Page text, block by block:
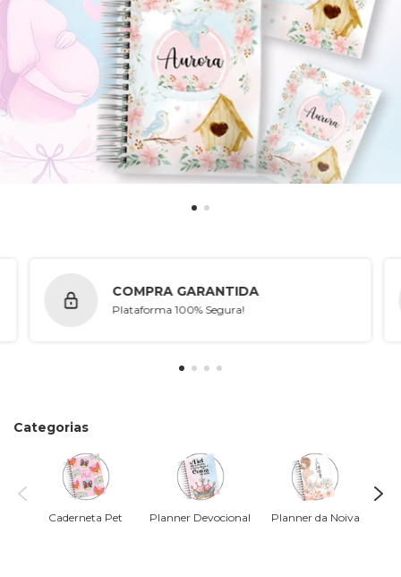
COMPRA GARANTIDA
Plataforma 100% Segura!
Categorias
Caderneta Pet Planner Devocional Planner da Noiva